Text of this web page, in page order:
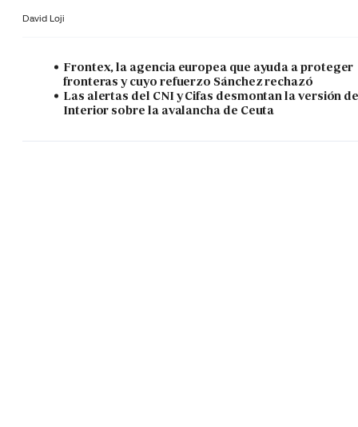
David Loji
Frontex, la agencia europea que ayuda a proteger
fronteras y cuyo refuerzo Sánchez rechazó
Las alertas del CNI y Cifas desmontan la versión
Interior sobre la avalancha de Ceuta